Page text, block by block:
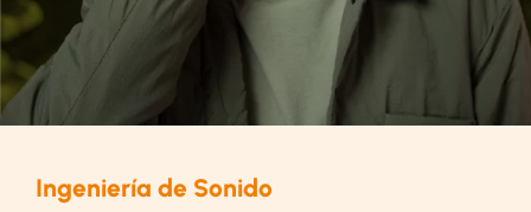
Ingeniería de Sonido